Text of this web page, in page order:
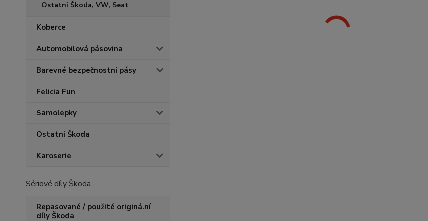
Ostatní Škoda, VW, Seat
Koberce
Automobilová pásovina
Barevné bezpečnostní pásy
Felicia Fun
Samolepky
Ostatní Škoda
Karoserie
Sériové díly Škoda
Repasované / použité originální
díly Škoda